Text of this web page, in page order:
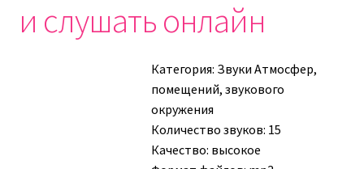
и слушать онлайн
Категория: Звуки Атмосфер,
помещений, звукового
окружения
Количество звуков: 15
Качество: высокое